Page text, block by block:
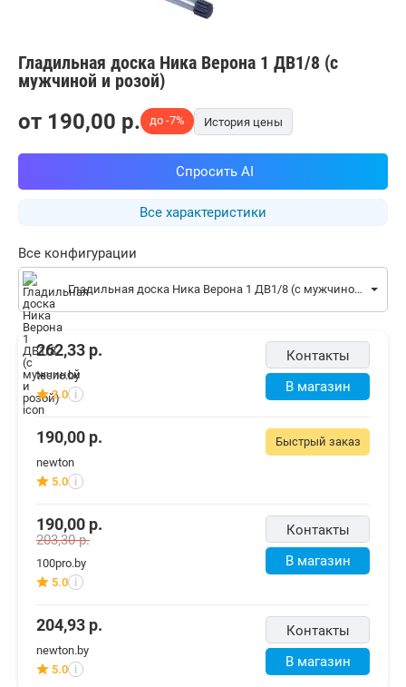
Гладильная доска Ника Верона 1 ДВ1/8 (с
мужчиной и розой)
Все характеристики
Все конфигурации
Гладильная доска Ника Верона 1 ДВ1/8 (с мужчиной и розой)
от 190,00 p. до -7% История цены
Спросить AI
Контакты
В магазин
262,33 р.
tecno.by
2.0 i
Быстрый заказ
190,00 р.
newton
5.0 i
Контакты
В магазин
190,00 р.
203,30р.
100pro.by
5.0 i
Контакты
В магазин
204,93 р.
newton.by
5.0 i